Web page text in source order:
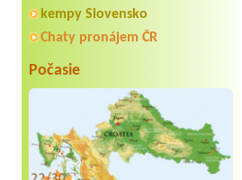
kempy Slovensko
Chaty pronájem ČR
Počasie